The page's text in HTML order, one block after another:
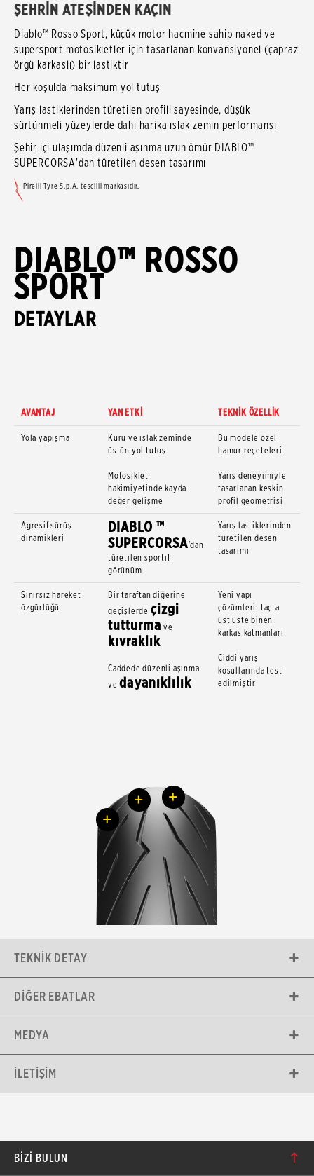
ŞEHRİN ATEŞİNDEN KAÇIN
Diablo™ Rosso Sport, küçük motor hacmine sahip naked ve
supersport motosikletler için tasarlanan konvansiyonel (çapraz
örgü karkaslı) bir lastiktir
Her koşulda maksimum yol tutuş
Yarış lastiklerinden türetilen profili sayesinde, düşük
sürtünmeli yüzeylerde dahi harika ıslak zemin performansı
Şehir içi ulaşımda düzenli aşınma uzun ömür DIABLO™
SUPERCORSA'dan türetilen desen tasarımı
Pirelli Tyre S.p.A. tescilli markasıdır.
DIABLO™ ROSSO
SPORT
DETAYLAR
AVANTAJ YAN ETKİ TEKNİK ÖZELLİK
Yola yapışma
Kuru ve ıslak zeminde
üstün yol tutuş
Motosiklet
hakimiyetinde kayda
değer gelişme
Bu modele özel
hamur reçeteleri
Yarış deneyimiyle
tasarlanan keskin
profil geometrisi
Agresif sürüş
dinamikleri
DIABLO ™
SUPERCORSA'dan
türetilen sportif
görünüm
Yarış lastiklerinden
türetilen desen
tasarımı
Sınırsız hareket
özgürlüğü
Bir taraftan diğerine
geçişlerde çizgi
tutturma ve
kıvraklık
Caddede düzenli aşınma
vedayanıklılık
Yeni yapı
çözümleri: taçta
üst üste binen
karkas katmanları
Ciddi yarış
koşullarında test
edilmiştir
+
+
+
TEKNIK DETAY
DIĞER EBATLAR
MEDYA
İLETIŞIM
BIZI BULUN